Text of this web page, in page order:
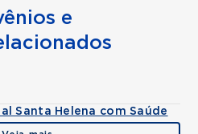
e
Santa Helena com Saúde